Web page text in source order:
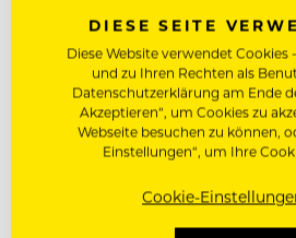
NEWS
Culinary
Die Fotografin und Food-
DIESE SEITE
Diese Website verwendet
und zu Ihren Rechten als
Datenschutzerklärung am Ende
Akzeptieren“, um Cookies zu
Webseite besuchen zu können,
Einstellungen“, um Ihre
Cookie-